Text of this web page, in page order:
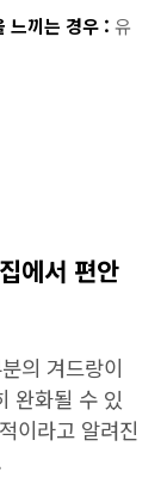
느끼는 경우 : 유
에서 편안
의 겨드랑이
완화될 수 있
이라고 알려진